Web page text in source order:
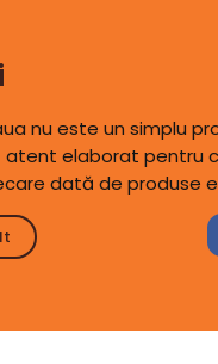
nu este un simplu
elaborat pentru
dată de produse